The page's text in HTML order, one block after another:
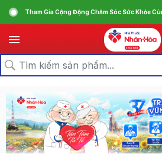
Tham Gia Cộng Động Chăm Sóc Sức Khỏe